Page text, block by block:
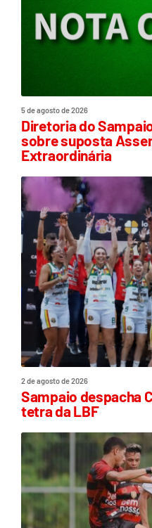
5 de agosto de 2026
Diretoria do
sobre suposta
Extraordinária
2 de agosto de 2026
Sampaio despacha
tetra da LBF